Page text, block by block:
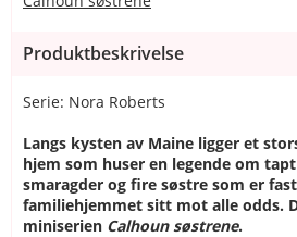
Produktbeskrivelse
Serie: Nora Roberts
Langs kysten av Maine ligger et
hjem som huser en legende om
smaragder og fire søstre som er
familiehjemmet sitt mot alle odds.
miniserien Calhoun søstrene.